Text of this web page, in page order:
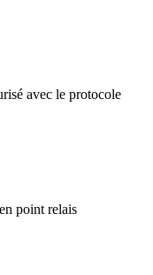
avec le protocole
point relais